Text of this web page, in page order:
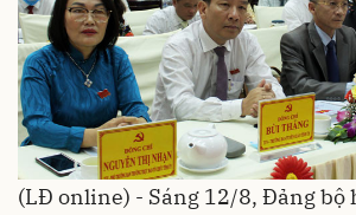
(LĐ online) - Sáng 12/8, Đảng bộ